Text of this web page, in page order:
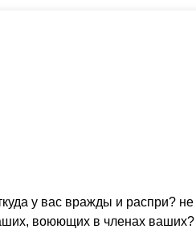
у вас вражды и распри?
воюющих в членах ваших?